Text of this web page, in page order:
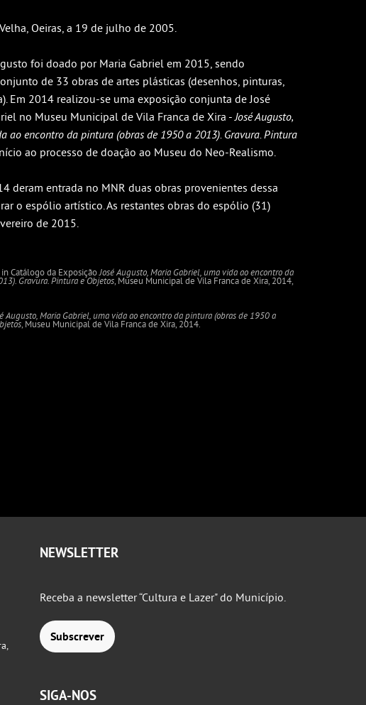
Oeiras, a 19 de julho de 2005.
foi doado por Maria Gabriel em 2015, sendo
de 33 obras de artes plásticas (desenhos, pinturas,
Em 2014 realizou-se uma exposição conjunta de José
no Museu Municipal de Vila Franca de Xira -José Augusto,
ao encontro da pintura (obras de 1950 a 2013). Gravura. Pintura
ao processo de doação ao Museu do Neo-Realismo.
deram entrada no MNR duas obras provenientes dessa
o espólio artístico. As restantes obras do espólio (31)
de 2015.
Catálogo da Exposição José Augusto, Maria Gabriel, uma vida ao encontro da
Gravura. Pintura e Objetos , Museu Municipal de Vila Franca de Xira, 2014,
Augusto, Maria Gabriel, uma vida ao encontro da pintura (obras de 1950 a
, Museu Municipal de Vila Franca de Xira, 2014.
NEWSLETTER
Receba a newsletter “Cultura e Lazer" do Município.
Subscrever
SIGA-NOS